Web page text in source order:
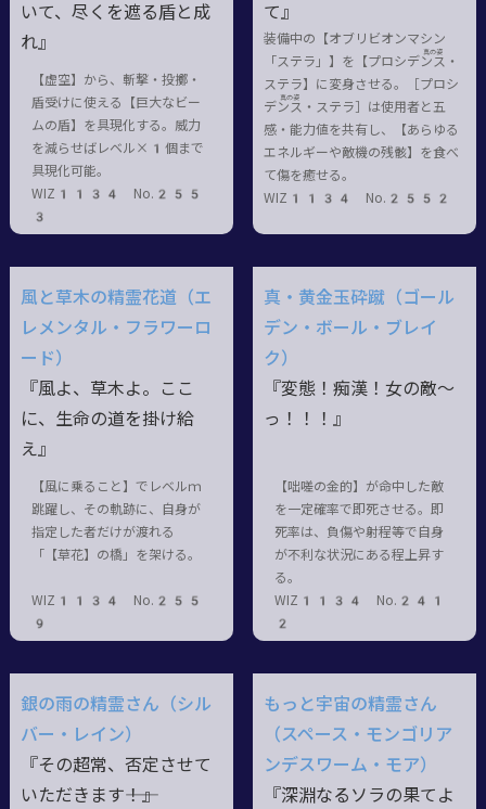
いて、尽くを遮る盾と成
れ』
【虚空】から、斬撃・投擲・
盾受けに使える【巨大なビー
ムの盾】を具現化する。威力
を減らせばレベル×1個まで
具現化可能。
WIZ1134 No.255
3
て』
装備中の【オブリビオンマシン
「ステラ」】を【プロシデン
真の姿
ス・
ステラ】に変身させる。［プロシ
デン
真の姿
ス・ステラ］は使用者と五
感・能力値を共有し、【あらゆる
エネルギーや敵機の残骸】を食べ
て傷を癒せる。
WIZ1134 No.2552
風と草木の精霊花道（エ
レメンタル・フラワーロ
ード）
『風よ、草木よ。ここ
に、生命の道を掛け給
え』
【風に乗ること】でレベルｍ
跳躍し、その軌跡に、自身が
指定した者だけが渡れる
「【草花】の橋」を架ける。
WIZ1134 No.255
9
真・黄金玉砕蹴（ゴール
デン・ボール・ブレイ
ク）
『変態！痴漢！女の敵〜
っ！！！』
【咄嗟の金的】が命中した敵
を一定確率で即死させる。即
死率は、負傷や射程等で自身
が不利な状況にある程上昇す
る。
WIZ1134 No.241
2
銀の雨の精霊さん（シル
バー・レイン）
『その超常、否定させて
いただきます――！』
もっと宇宙の精霊さん
（スペース・モンゴリア
ンデスワーム・モア）
『深淵なるソラの果てよ